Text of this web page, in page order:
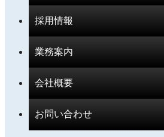
採用情報
業務案内
会社概要
お問い合わせ